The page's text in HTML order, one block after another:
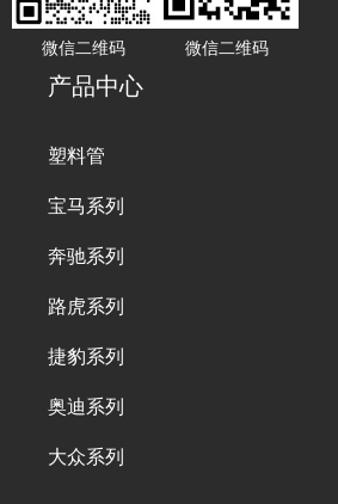
微信二维码 微信二维码
产品中心
塑料管
宝马系列
奔驰系列
路虎系列
捷豹系列
奥迪系列
大众系列